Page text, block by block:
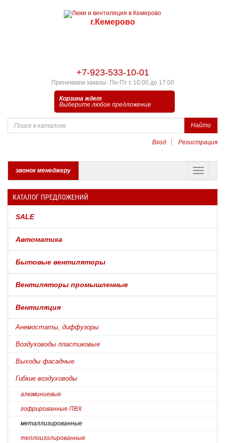
г.Кемерово
+7-923-533-10-01
Принимаем заказы: Пн-Пт с 10:00 до 17:00
Корзина ждет
Выберите любое предложение
Найти
Вход Регистрация
звонок менеджеру
КАТАЛОГ ПРЕДЛОЖЕНИЙ
SALE
Автоматика
Бытовые вентиляторы
Вентиляторы промышленные
Вентиляция
Анемостаты, диффузоры
Воздуховоды пластиковые
Выходы фасадные
Гибкие воздуховоды
алюминиевые
гофрированные ПВХ
металлизированные
теплоизолированные